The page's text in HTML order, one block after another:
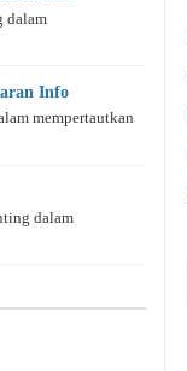
dalam
Info
mempertautkan
dalam